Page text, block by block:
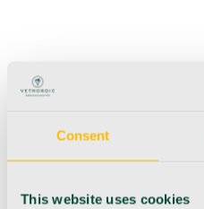
Consent
This website uses cookies